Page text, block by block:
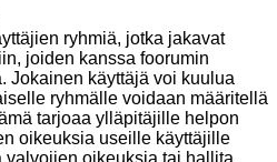
ryhmiä, jotka jakavat
joiden kanssa foorumin
Jokainen käyttäjä voi kuulua
ryhmälle voidaan määritellä
tarjoaa ylläpitäjille helpon
oikeuksia useille käyttäjille